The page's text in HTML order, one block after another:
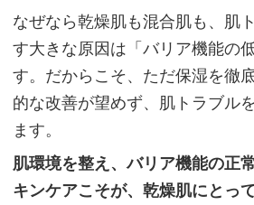
部
分
的
赤
み
なぜなら乾燥肌も混合肌も、肌
す大きな原因は「バリア機能の
す。だからこそ、ただ保湿を徹
的な改善が望めず、肌トラブル
ます。
肌環境を整え、バリア機能の正
キンケアこそが、乾燥肌にとっ